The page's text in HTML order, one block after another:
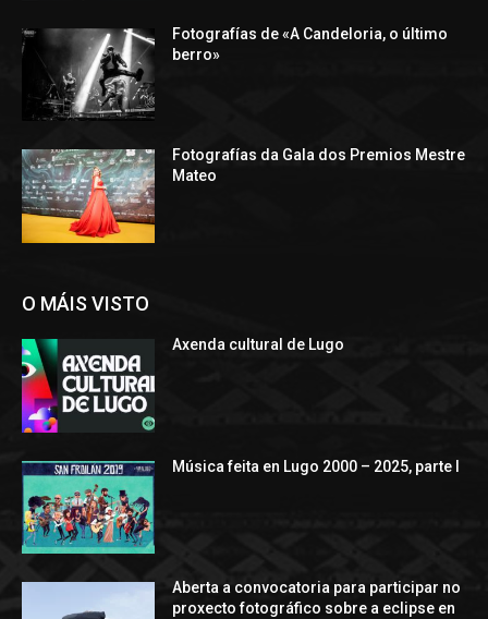
Fotografías de «A Candeloria, o último
berro»
Fotografías da Gala dos Premios Mestre
Mateo
O MÁIS VISTO
Axenda cultural de Lugo
Música feita en Lugo 2000 – 2025, parte I
Aberta a convocatoria para participar no
proxecto fotográfico sobre a eclipse en